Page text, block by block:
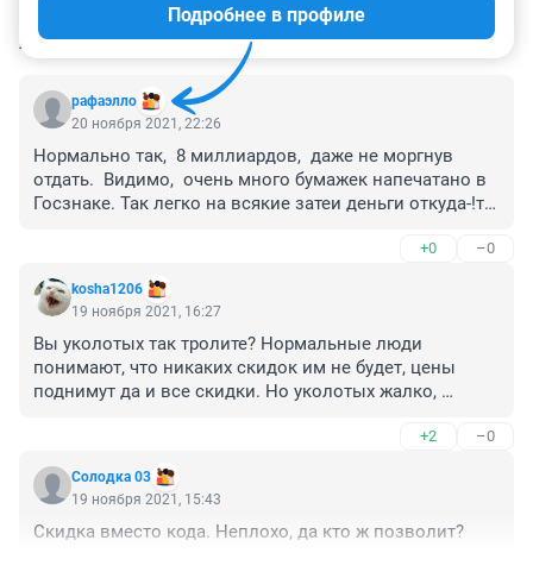
КОММЕНТАРИИ 10
рафаэлло
Подробнее в профиле
20 ноября 2021, 22:26
Нормально так,  8 миллиардов,  даже не моргнув
отдать.  Видимо,  очень много бумажек напечатано в
Госзнаке. Так легко на всякие затеи деньги откуда-!то
+0 –0
kosha1206
19 ноября 2021, 16:27
Вы уколотых так тролите? Нормальные люди
понимают, что никаких скидок им не будет, цены
поднимут да и все скидки. Но уколотых жалко,
+2 –0
Солодка 03
19 ноября 2021, 15:43
Скидка вместо кода. Неплохо, да кто ж позволит?